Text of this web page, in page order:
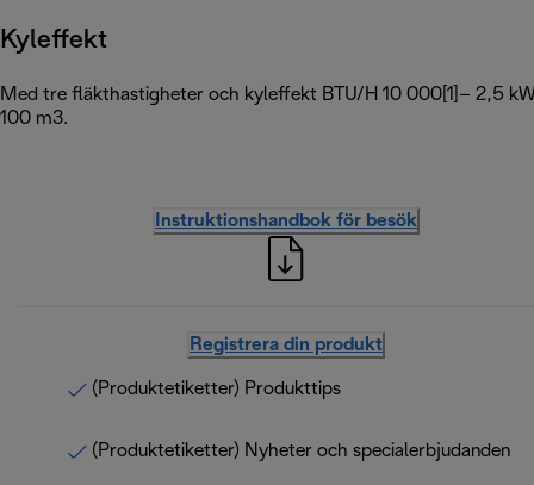
Kyleffekt
Med tre fläkthastigheter och kyleffekt BTU/H 10 000[1]– 2,5
100 m3.
Instruktionshandbok för besök
Registrera din produkt
(Produktetiketter) Produkttips
(Produktetiketter) Nyheter och specialerbjudanden